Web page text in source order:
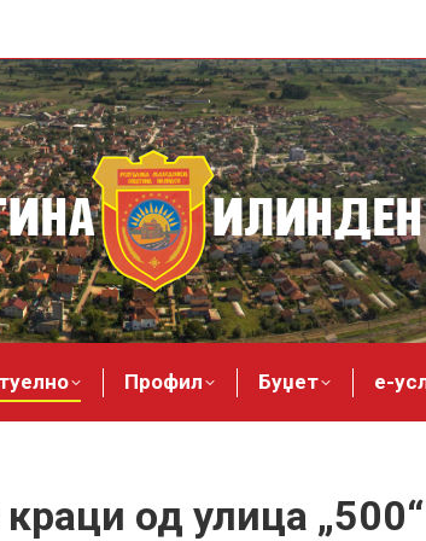
Профил Буџет е-
од улица